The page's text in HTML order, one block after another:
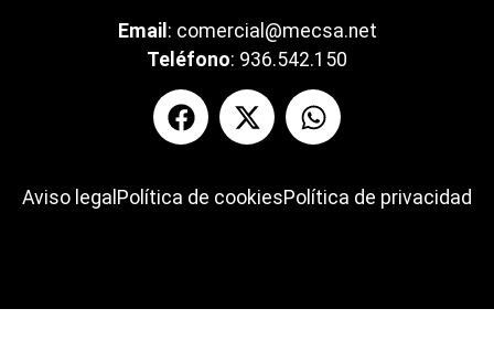
Email : comercial@mecsa.net
Teléfono: 936.542.150
Aviso legal Política de cookiesPolítica de privacidad